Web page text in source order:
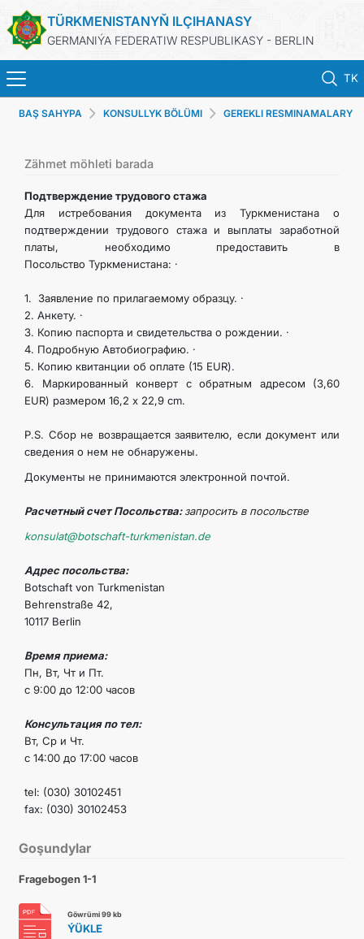
TÜRKMENISTANYŇ ILÇIHANASY
GERMANIÝA FEDERATIW RESPUBLIKASY - BERLIN
TK
BAŞ SAHYPA
TÜRKMENISTANYŇ DIM
TÜRKMENISTAN
KONSULLYK BÖLÜMI
TÜRKMENISTANDA MAÝA GOÝUMLAR
ARAGATNAŞYK
BAŞ SAHYPA KONSULLYK BÖLÜMI GEREKLI RESMINAMALARY
Zähmet möhleti barada
Подтверждение трудового стажа
Для истребования документа из Туркменистана о
подтверждении трудового стажа и выплаты заработной
платы, необходимо предоставить в
Посольство Туркменистана: ·
1. Заявление по прилагаемому образцу. ·
2. Анкету. ·
3. Копию паспорта и свидетельства о рождении. ·
4. Подробную Автобиографию. ·
5. Копию квитанции об оплате (15 EUR).
6. Маркированный конверт с обратным адресом (3,60
EUR) размером 16,2 х 22,9 cm.
P.S. Сбор не возвращается заявителю, если документ или
сведения о нем не обнаружены.
Документы не принимаются электронной почтой.
Расчетный счет Посольства:запросить в посольстве
konsulat@botschaft-turkmenistan.de
Адрес посольства:
Botschaft von Turkmenistan
Behrenstraße 42,
10117 Berlin
Время приема:
Пн, Вт, Чт и Пт.
с 9:00 до 12:00 часов
Консультация по тел:
Вт, Ср и Чт.
с 14:00 до 17:00 часов
tel: (030) 30102451
fax: (030) 30102453
Goşundylar
Fragebogen 1-1
Göwrümi 99 kb
ÝÜKLE